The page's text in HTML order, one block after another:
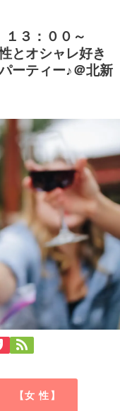
＠茶屋町】
１３：００～
とオシャレ好き
ーティー♪＠北新
【女 性】